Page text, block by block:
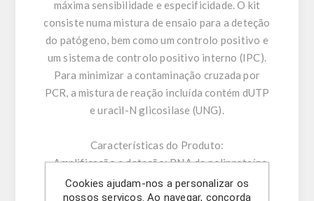
máxima sensibilidade e especificidade. O kit
consiste numa mistura de ensaio para a deteção
do patógeno, bem como um controlo positivo e
um sistema de controlo positivo interno (IPC).
Para minimizar a contaminação cruzada por
PCR, a mistura de reação incluída contém dUTP
e uracil-N glicosilase (UNG).
Características do Produto:
- Amplificação e deteção: RNA da poliproteína
do vírus Sacbrood
- PCR em tempo real com Taq DNA polimerase
Cookies ajudam-nos a personalizar os
nossos serviços. Ao navegar, concorda